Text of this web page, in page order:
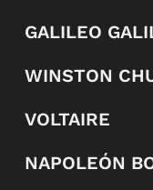
GALILEO
WINSTON
VOLTAIRE
NAPOLEÓN